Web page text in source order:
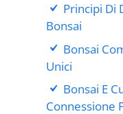
Principi Di
Bonsai
Bonsai
Unici
Bonsai E
Connessione